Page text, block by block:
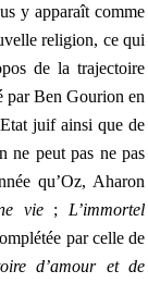
y apparaît comme
religion, ce qui
de la trajectoire
par Ben Gourion en
juif ainsi que de
ne peut pas ne pas
qu’Oz, Aharon
vie ; L’immortel
par celle de
d’amour et de